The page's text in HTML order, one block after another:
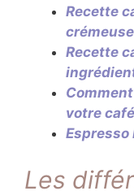
Recette
crémeuse
Recette
votre
Espresso
Les